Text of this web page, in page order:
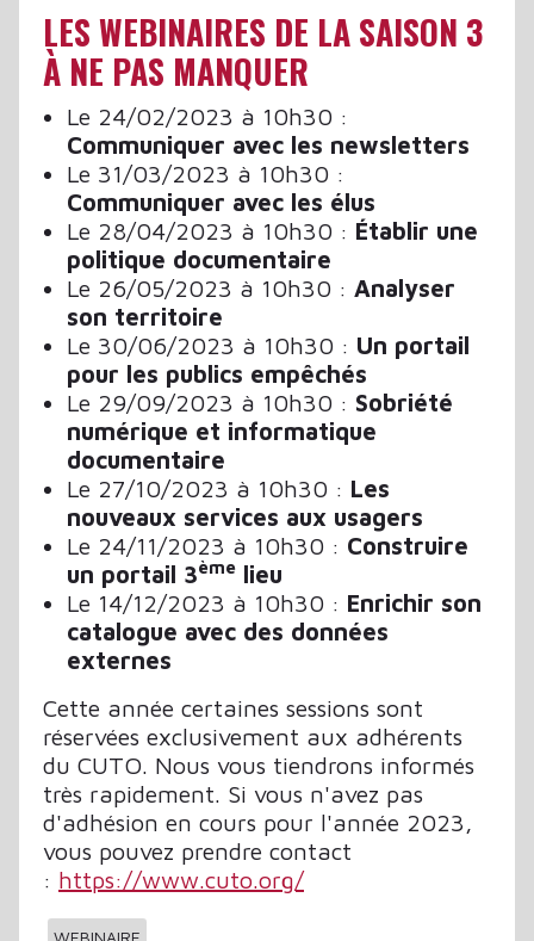
LES WEBINAIRES DE LA SAISON 3
À NE PAS MANQUER
Le 24/02/2023 à 10h30 :
Communiquer avec les newsletters
Le 31/03/2023 à 10h30 :
Communiquer avec les élus
Le 28/04/2023 à 10h30 : Établir une
politique documentaire
Le 26/05/2023 à 10h30 : Analyser
son territoire
Le 30/06/2023 à 10h30 : Un portail
pour les publics empêchés
Le 29/09/2023 à 10h30 : Sobriété
numérique et informatique
documentaire
Le 27/10/2023 à 10h30 : Les
nouveaux services aux usagers
Le 24/11/2023 à 10h30 : Construire
un portail 3ème lieu
Le 14/12/2023 à 10h30 : Enrichir son
catalogue avec des données
externes
Cette année certaines sessions sont
réservées exclusivement aux adhérents
du CUTO. Nous vous tiendrons informés
très rapidement. Si vous n'avez pas
d'adhésion en cours pour l'année 2023,
vous pouvez prendre contact
: https://www.cuto.org/
WEBINAIRE